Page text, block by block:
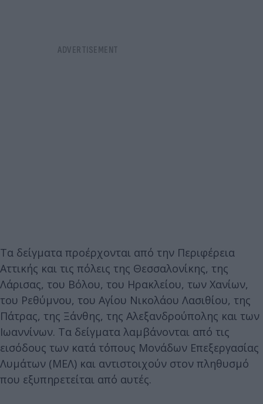
Τα δείγματα προέρχονται από την Περιφέρεια
Αττικής και τις πόλεις της Θεσσαλονίκης, της
Λάρισας, του Βόλου, του Ηρακλείου, των Χανίων,
του Ρεθύμνου, του Αγίου Νικολάου Λασιθίου, της
Πάτρας, της Ξάνθης, της Αλεξανδρούπολης και των
Ιωαννίνων. Τα δείγματα λαμβάνονται από τις
εισόδους των κατά τόπους Μονάδων Επεξεργασίας
Λυμάτων (ΜΕΛ) και αντιστοιχούν στον πληθυσμό
που εξυπηρετείται από αυτές.